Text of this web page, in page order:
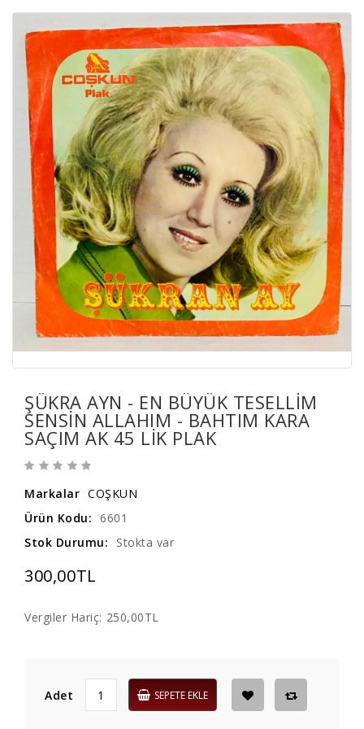
ŞÜKRA AYN - EN BÜYÜK TESELLIM
SENSIN ALLAHIM - BAHTIM KARA
SAÇIM AK 45 LIK PLAK
Markalar COŞKUN
Ürün Kodu: 6601
Stok Durumu:
Stokta var
300,00TL
Vergiler Hariç: 250,00TL
Adet SEPETE EKLE